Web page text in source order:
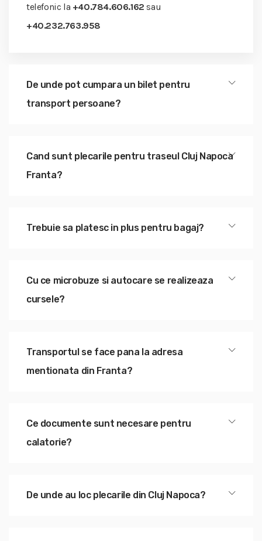
telefonic la +40.784.606.162 sau
+40.232.763.958
De unde pot cumpara un bilet pentru
transport persoane?
Cand sunt plecarile pentru traseul Cluj Napoca
Franta?
Trebuie sa platesc in plus pentru bagaj?
Cu ce microbuze si autocare se realizeaza
cursele?
Transportul se face pana la adresa
mentionata din Franta?
Ce documente sunt necesare pentru
calatorie?
De unde au loc plecarile din Cluj Napoca?